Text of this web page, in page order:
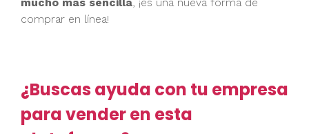
comprar en línea!
¿Buscas ayuda con tu empresa
para vender en esta